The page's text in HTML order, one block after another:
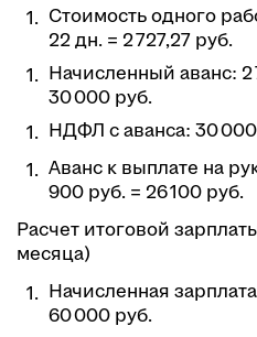
Стоимость одного
22 дн. = 2 727,27 руб.
Начисленный аванс: 2
30 000 руб.
НДФЛ с аванса: 30 000
Аванс к выплате на
900 руб. = 26 100 руб.
Расчет итоговой
месяца)
Начисленная
60 000 руб.